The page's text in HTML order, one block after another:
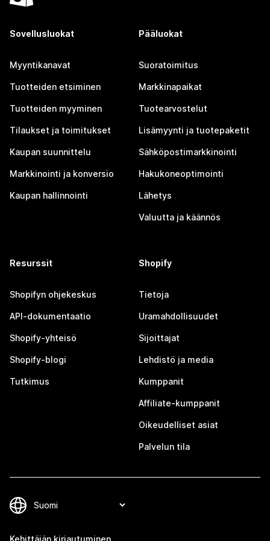
Sovellusluokat
Myyntikanavat
Tuotteiden etsiminen
Tuotteiden myyminen
Tilaukset ja toimitukset
Kaupan suunnittelu
Markkinointi ja konversio
Kaupan hallinnointi
Pääluokat
Suoratoimitus
Markkinapaikat
Tuotearvostelut
Lisämyynti ja tuotepaketit
Sähköpostimarkkinointi
Hakukoneoptimointi
Lähetys
Valuutta ja käännös
Resurssit
Shopifyn ohjekeskus
API-dokumentaatio
Shopify-yhteisö
Shopify-blogi
Tutkimus
Shopify
Tietoja
Uramahdollisuudet
Sijoittajat
Lehdistö ja media
Kumppanit
Affiliate-kumppanit
Oikeudelliset asiat
Palvelun tila